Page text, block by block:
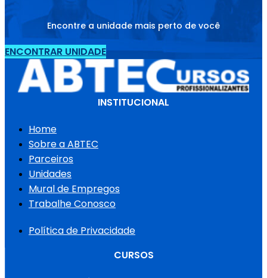
Encontre a unidade mais perto de você
ENCONTRAR UNIDADE
INSTITUCIONAL
Home
Sobre a ABTEC
Parceiros
Unidades
Mural de Empregos
Trabalhe Conosco
Política de Privacidade
CURSOS